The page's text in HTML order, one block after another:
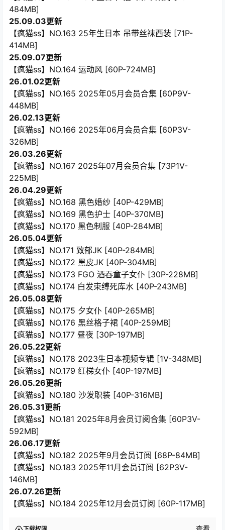
484MB]
25.09.03更新
【疯猫ss】NO.163 25年生日本 吊带丝袜西装 [71P-
414MB]
25.09.07更新
【疯猫ss】NO.164 运动风 [60P-724MB]
26.01.02更新
【疯猫ss】NO.165 2025年05月会员合集 [60P9V-
448MB]
26.02.13更新
【疯猫ss】NO.166 2025年06月会员合集 [60P3V-
326MB]
26.03.26更新
【疯猫ss】NO.167 2025年07月会员合集 [73P1V-
225MB]
26.04.29更新
【疯猫ss】NO.168 黑色婚纱 [40P-429MB]
【疯猫ss】NO.169 黑色护士 [40P-370MB]
【疯猫ss】NO.170 黑色制服 [40P-284MB]
26.05.04更新
【疯猫ss】NO.171 致郁JK [40P-284MB]
【疯猫ss】NO.172 黑皮JK [40P-304MB]
【疯猫ss】NO.173 FGO 酒吞童子女仆 [30P-228MB]
【疯猫ss】NO.174 白发束缚死库水 [40P-243MB]
26.05.08更新
【疯猫ss】NO.175 夕女仆 [40P-265MB]
【疯猫ss】NO.176 黑丝格子裙 [40P-259MB]
【疯猫ss】NO.177 昼夜 [30P-197MB]
26.05.22更新
【疯猫ss】NO.178 2023生日本视频专辑 [1V-348MB]
【疯猫ss】NO.179 红梯女仆 [40P-197MB]
26.05.26更新
【疯猫ss】NO.180 沙发职装 [40P-316MB]
26.05.31更新
【疯猫ss】NO.181 2025年8月会员订阅合集 [60P3V-
592MB]
26.06.17更新
【疯猫ss】NO.182 2025年9月会员订阅 [68P-84MB]
【疯猫ss】NO.183 2025年11月会员订阅 [62P3V-
146MB]
26.07.26更新
【疯猫ss】NO.184 2025年12月会员订阅 [60P-117MB]
查看